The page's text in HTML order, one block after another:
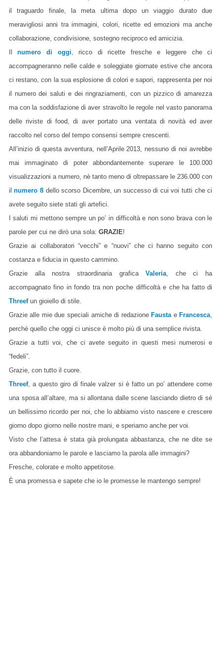
il traguardo finale, la meta ultima dopo un viaggio durato due
meravigliosi anni tra immagini, colori, ricette ed emozioni ma anche
collaborazione, condivisione, sostegno reciproco ed amicizia.
Ilnumero di oggi , ricco di ricette fresche e leggere che ci
accompagneranno nelle calde e soleggiate giornate estive che ancora
ci restano, con la sua esplosione di colori e sapori, rappresenta per noi
il numero dei saluti e dei ringraziamenti, con un pizzico di amarezza
ma con la soddisfazione di aver stravolto le regole nel vasto panorama
delle riviste di food, di aver portato una ventata di novità ed aver
raccolto nel corso del tempo consensi sempre crescenti.
All’inizio di questa avventura, nell’Aprile 2013, nessuno di noiavrebbe
mai immaginato di poter abbondantemente superare le 100.000
visualizzazioni a numero, nè tanto meno dioltrepassare le 236.000con
ilnumero 8 dello scorso Dicembre, un successo di cui voi tutti che ci
avete seguito siete stati gli artefici.
I saluti mi mettono sempre un po’ in difficoltà e non sono brava con le
parole per cui ne dirò una sola: GRAZIE!
Grazie ai collaboratori “vecchi” e “nuovi” che ci hanno seguito con
costanza e fiducia in questo cammino.
Grazie alla nostra straordinaria graficaValeria , che ci ha
accompagnato fino in fondo tra non poche difficoltà e che ha fatto di
Threefun gioiello di stile.
Grazie alle mie due speciali amiche di redazioneFausta eFrancesca
perché quello che oggi ci unisce è molto più di una semplice rivista.
Grazie a tutti voi, che ci avete seguito in questi mesi numerosi e
“fedeli”.
Grazie, con tutto il cuore.
Threef, a questo giro difinalevalzer si è fatto un po’ attendere come
una sposa all’altare, ma si allontana dalle scene lasciando dietro di sé
un bellissimo ricordo per noi, che lo abbiamo visto nascere e crescere
giorno dopo giorno nelle nostre mani, e speriamo anche per voi.
Visto che l’attesa è stata già prolungata abbastanza, che ne dite se
ora abbandoniamo le parole e lasciamo la parola alle immagini?
Fresche, colorate e molto appetitose.
È una promessa e sapete che io le promesse le mantengo sempre!